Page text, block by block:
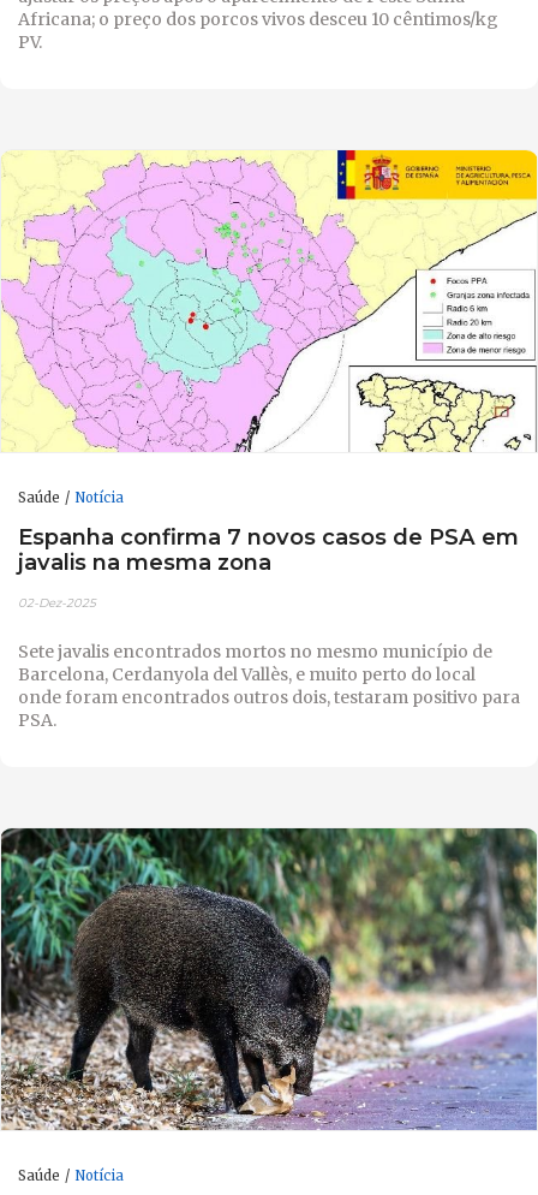
Africana; o preço dos porcos vivos desceu 10 cêntimos/kg
PV.
Saúde Notícia
Espanha confirma 7 novos casos de PSA em
javalis na mesma zona
02-Dez-2025
Sete javalis encontrados mortos no mesmo município de
Barcelona, ​​​​Cerdanyola del Vallès, e muito perto do local
onde foram encontrados outros dois, testaram positivo para
PSA.
Saúde Notícia